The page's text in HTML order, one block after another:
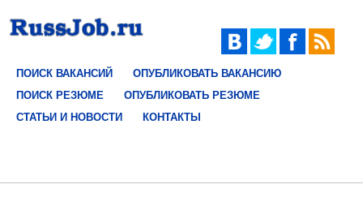
ПОИСК ВАКАНСИЙ
ОПУБЛИКОВАТЬ ВАКАНСИЮ
ПОИСК РЕЗЮМЕ
ОПУБЛИКОВАТЬ РЕЗЮМЕ
СТАТЬИ И НОВОСТИ
КОНТАКТЫ